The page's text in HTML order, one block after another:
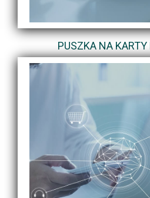
PUSZKA NA